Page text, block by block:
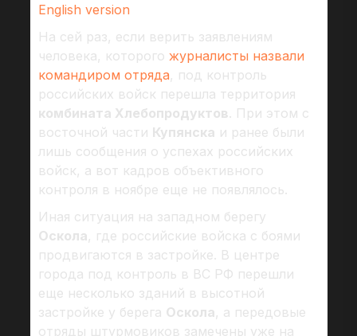
English version
На сей раз, если верить заявлениям
человека, которого журналисты назвали
командиром отряда, под контроль
российских войск перешла территория
комбината Хлебопродуктов. При этом с
восточной части Купянска и ранее были
лишь сообщения о успехах российских
войск, а вот кадров объективного
контроля в ноябре еще не появлялось.
Иная ситуация на западном берегу
Оскола, где российские войска с боями
продвигаются в застройке. В центре
города под контроль в ВС РФ перешли
еще несколько зданий в высотной
застройке у берега Оскола, а передовые
отряды штурмовиков замечены уже на